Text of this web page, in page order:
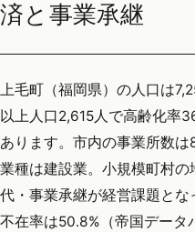
済と事業承継
上毛町（福岡県）の人口は
以上人口2,615人で高齢化率
あります。市内の事業所数
業種は建設業。小規模町村
代・事業承継が経営課題と
不在率は50.8%（帝国データ